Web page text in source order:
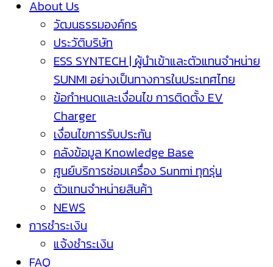
About Us
วัฒนธรรมองค์กร
ประวัติบริษัท
ESS SYNTECH | ผู้นำเข้าและตัวแทนจำหน่าย
SUNMI อย่างเป็นทางการในประเทศไทย
ข้อกำหนดและเงื่อนไข การติดตั้ง EV
Charger
เงื่อนไขการรับประกัน
คลังข้อมูล Knowledge Base
ศูนย์บริการซ่อมเครื่อง Sunmi ทุกรุ่น
ตัวแทนจำหน่ายสินค้า
NEWS
การชำระเงิน
แจ้งชำระเงิน
FAQ